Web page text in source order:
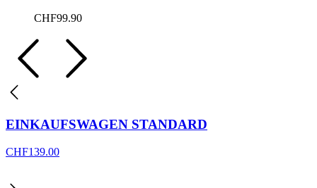
CHF99.90
EINKAUFSWAGEN STANDARD
CHF139.00